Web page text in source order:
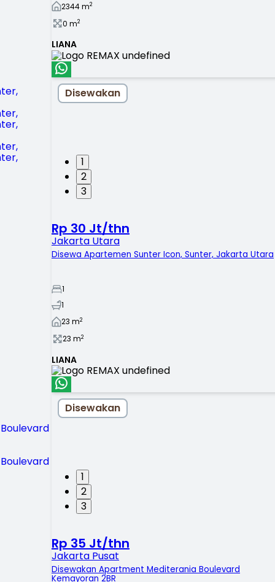
2344m2
0 m2
LIANA
1
2
3
Disewakan
Rp 30 Jt/thn
Jakarta Utara
Disewa Apartemen Sunter Icon, Sunter, Jakarta Utara
1
1
23 m2
23 m2
LIANA
1
2
3
Disewakan
Rp 35 Jt/thn
Jakarta Pusat
Disewakan Apartment Mediterania Boulevard
Kemayoran 2BR